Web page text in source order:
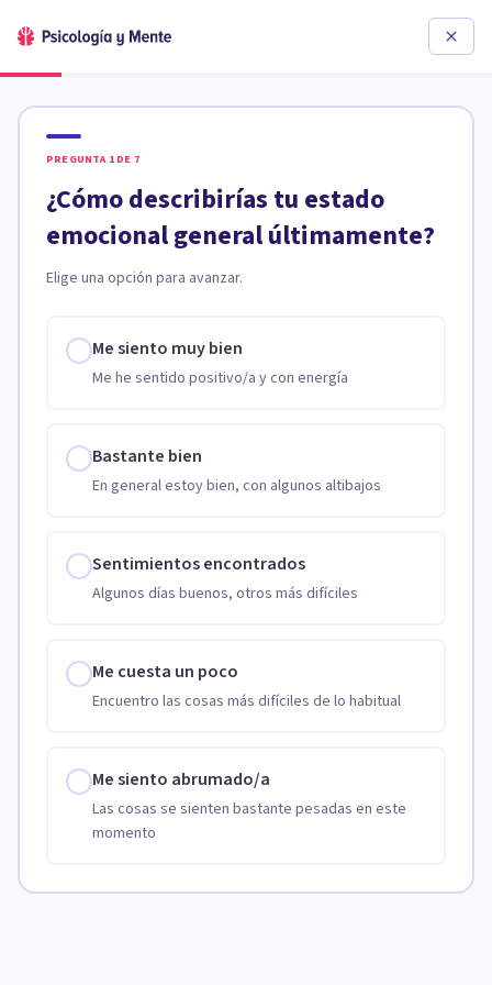
PREGUNTA 1 DE 7
¿Cómo describirías tu estado
emocional general últimamente?
Elige una opción para avanzar.
Me siento muy bien
Me he sentido positivo/a y con energía
Bastante bien
En general estoy bien, con algunos altibajos
Sentimientos encontrados
Algunos días buenos, otros más difíciles
Me cuesta un poco
Encuentro las cosas más difíciles de lo habitual
Me siento abrumado/a
Las cosas se sienten bastante pesadas en este
momento